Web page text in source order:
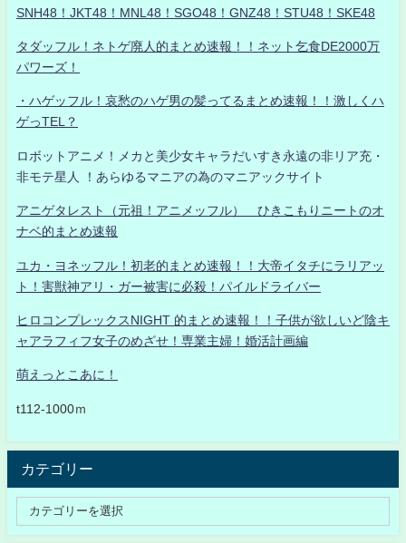
SNH48！JKT48！MNL48！SGO48！GNZ48！STU48！SKE48
タダッフル！ネトゲ廃人的まとめ速報！！ネット乞食DE2000万
パワーズ！
・ハゲッフル！哀愁のハゲ男の髪ってるまとめ速報！！激しくハ
ゲっTEL？
ロボットアニメ！メカと美少女キャラだいすき永遠の非リア充・
非モテ星人 ！あらゆるマニアの為のマニアックサイト
アニゲタレスト（元祖！アニメッフル） ひきこもりニートのオ
ナベ的まとめ速報
ユカ・ヨネッフル！初老的まとめ速報！！大帝イタチにラリアッ
ト！害獣神アリ・ガー被害に必殺！パイルドライバー
ヒロコンプレックスNIGHT 的まとめ速報！！子供が欲しいど陰キ
ャアラフィフ女子のめざせ！専業主婦！婚活計画編
萌えっとこあに！
t112-1000ｍ
カテゴリー